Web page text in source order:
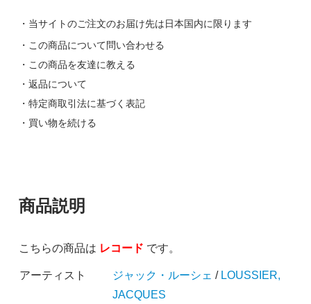
・当サイトのご注文のお届け先は日本国内に限ります
・この商品について問い合わせる
・この商品を友達に教える
・返品について
・特定商取引法に基づく表記
・買い物を続ける
商品説明
こちらの商品は レコード です。
アーティスト ジャック・ルーシェ / LOUSSIER,
JACQUES